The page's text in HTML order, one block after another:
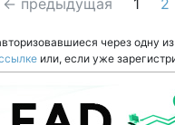
← предыдущая 1 2
через одну
или, если уже